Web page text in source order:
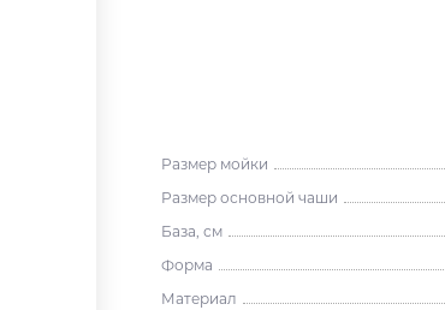
Размер мойки
Размер основной чаши
База, см
Форма
Материал